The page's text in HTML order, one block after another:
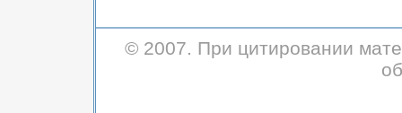
© 2007. При цитировании